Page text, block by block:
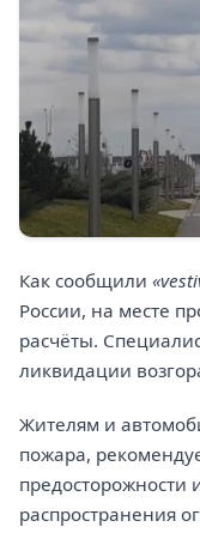
Как сообщили
России, на месте
расчёты.
ликвидации
Жителям и
пожара,
предосторожности
распространения